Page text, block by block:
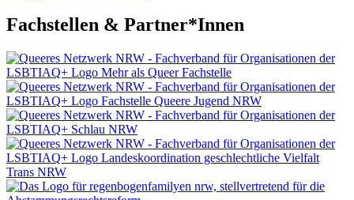
Fachstellen & Partner*Innen